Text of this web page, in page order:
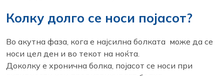
Колку долго се носи појасот?
Во акутна фаза, кога е најсилна болката може да се
носи цел ден и во текот на ноќта.
Доколку е хронична болка, појасот се носи при